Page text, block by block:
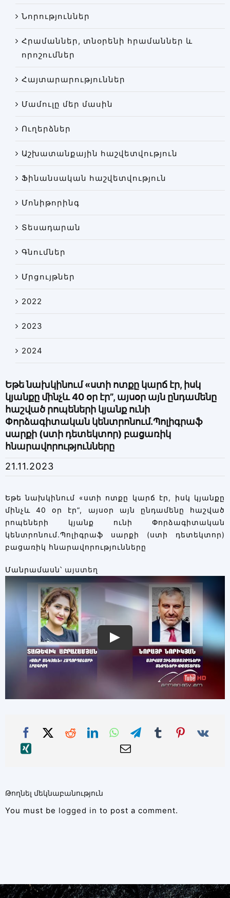
Գրադարան
Նորություններ
Հրամաններ, տնօրենի հրամաններ և
որոշումներ
Հայտարարություններ
Մամուլը մեր մասին
Ուղերձներ
Աշխատանքային հաշվետվություն
Ֆինանսական հաշվետվություն
Մոնիթորինգ
Տեսադարան
Գնումներ
Մրցույթներ
2022
2023
2024
Եթե նախկինում «ստի ոտքը կարճ էր, իսկ
կյանքը մինչև 40 օր էր”, այսօր այն ընդամենը
հաշված րոպեների կյանք ունի
Փորձագիտական կենտրոնում.Պոլիգրաֆ
սարքի (ստի դետեկտոր) բացառիկ
հնարավորությունները
21.11.2023
Եթե նախկինում «ստի ոտքը կարճ էր, իսկ կյանքը
մինչև 40 օր էր”, այսօր այն ընդամենը հաշված
րոպեների կյանք ունի Փորձագիտական
կենտրոնում.Պոլիգրաֆ սարքի (ստի դետեկտոր)
բացառիկ հնարավորությունները
Մանրամասն՝ այստեղ
Թողնել մեկնաբանություն
You must be logged in to post a comment.